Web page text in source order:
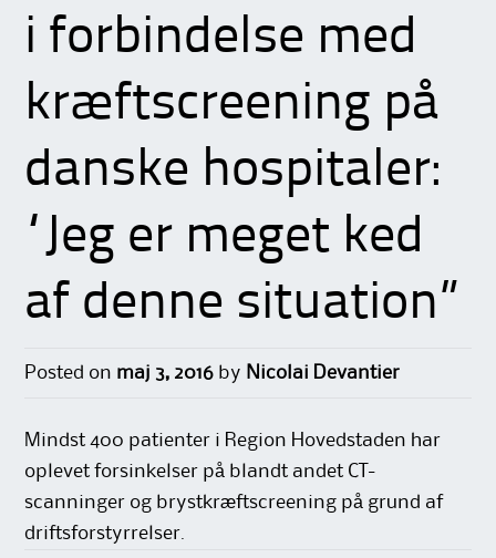
i forbindelse med
kræftscreening på
danske hospitaler:
“Jeg er meget ked
af denne situation”
Posted on maj 3, 2016 by Nicolai Devantier
Mindst 400 patienter i Region Hovedstaden har
oplevet forsinkelser på blandt andet CT-
scanninger og brystkræftscreening på grund af
driftsforstyrrelser.